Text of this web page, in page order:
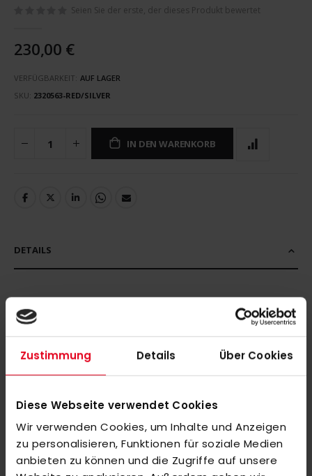
Zustimmung Details Über Cookies
Diese Webseite verwendet Cookies
Wir verwenden Cookies, um Inhalte und Anzeigen
zu personalisieren, Funktionen für soziale Medien
anbieten zu können und die Zugriffe auf unsere
Seien Sie der erste, der dieses Produkt bewertet
230,00 €
VERFÜGBARKEIT: AUF LAGER
SKU 2320563-RED/SILVER
IN DEN WARENKORB
DETAILS
Markieren Sie die Artikel, um Sie dem Warenkorb hinzuzufügen
Alle auswählen
adidas COURT STABIL JR 19/20 orange